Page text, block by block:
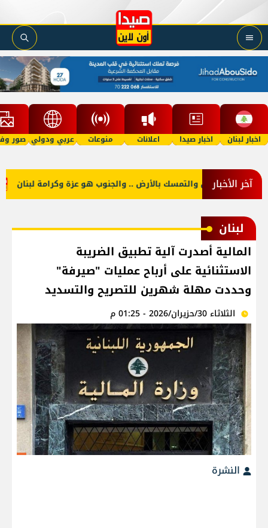
اخبار لبنان اخبار صيدا اعلانات منوعات عربي ودولي صور
آخر الأخبار
حب الوطن والتمسك بالأرض .. والجنوب هو عزة وكرامة لبنان
لبنان
المالية أصدرت آلية تطبيق الضريبة
الاستثنائية على أرباح عمليات "صيرفة"
وحددت مهلة شهرين للتصريح والتسديد
الثلاثاء 30/حزيران/2026 - 01:25 م
النشرة